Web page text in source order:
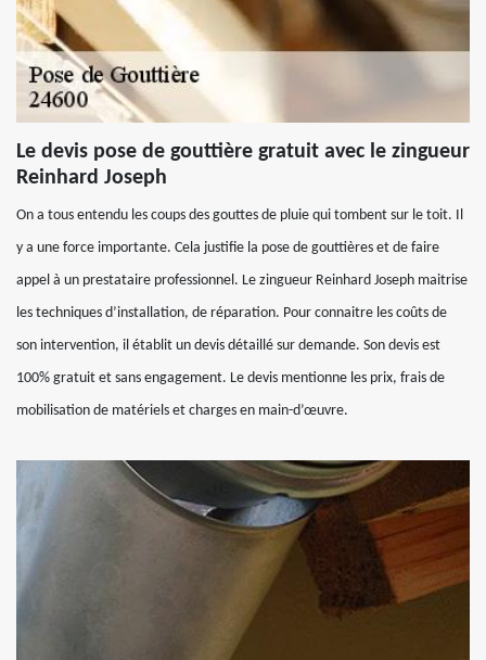
Le devis pose de gouttière gratuit avec le zingueur
Reinhard Joseph
On a tous entendu les coups des gouttes de pluie qui tombent sur le toit. Il
y a une force importante. Cela justifie la pose de gouttières et de faire
appel à un prestataire professionnel. Le zingueur Reinhard Joseph maitrise
les techniques d’installation, de réparation. Pour connaitre les coûts de
son intervention, il établit un devis détaillé sur demande. Son devis est
100% gratuit et sans engagement. Le devis mentionne les prix, frais de
mobilisation de matériels et charges en main-d’œuvre.